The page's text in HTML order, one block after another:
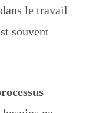
le travail
souvent